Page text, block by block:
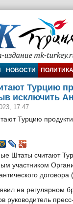
НОВОСТИ ПОЛИТИКА
Турцию
исключить
17:47
Штаты считают
участником
на регулярном
руководитель